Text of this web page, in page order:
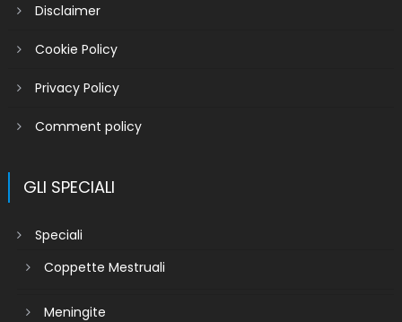
Disclaimer
Cookie Policy
Privacy Policy
Comment policy
GLI SPECIALI
Speciali
Coppette Mestruali
Meningite